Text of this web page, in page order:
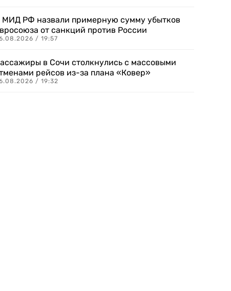
МИД РФ назвали примерную сумму убытков
от санкций против России
/ 19:57
в Сочи столкнулись с массовыми
рейсов из-за плана «Ковер»
/ 19:32